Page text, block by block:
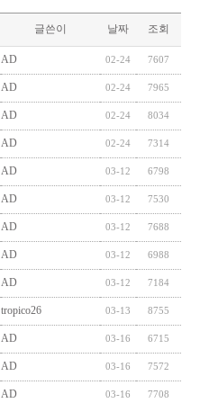
글쓴이 날짜 조회
AD 02-24 7607
AD 02-24 7965
AD 02-24 8034
AD 02-24 7314
AD 03-12 6798
AD 03-12 7530
AD 03-12 7688
AD 03-12 6988
AD 03-12 7184
tropico26 03-13 8755
AD 03-16 6715
AD 03-16 7572
AD 03-16 7708